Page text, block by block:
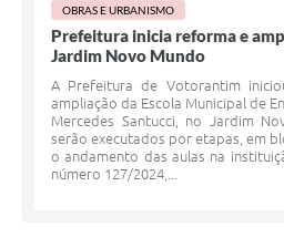
OBRAS E URBANISMO
Prefeitura inicia reforma e
Jardim Novo Mundo
A Prefeitura de Votorantim
ampliação da Escola Municipal de
Mercedes Santucci, no Jardim
serão executados por etapas, em
o andamento das aulas na
número 127/2024,...